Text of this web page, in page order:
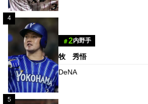
4
＃2内野手
牧 秀悟
DeNA
5